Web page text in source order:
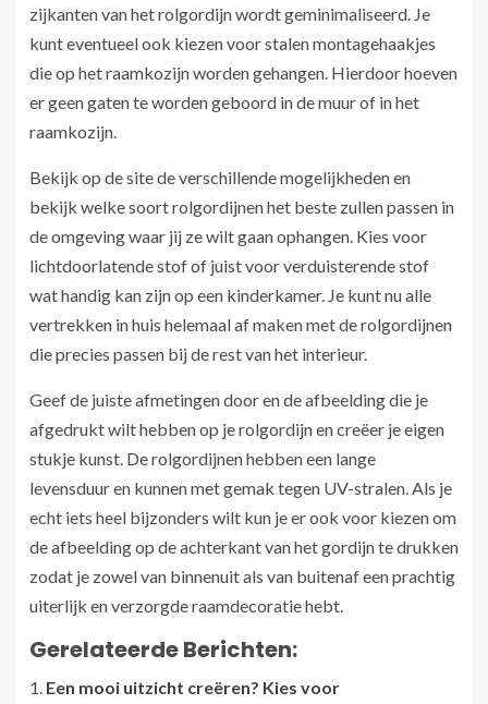
zijkanten van het rolgordijn wordt geminimaliseerd. Je
kunt eventueel ook kiezen voor stalen montagehaakjes
die op het raamkozijn worden gehangen. Hierdoor hoeven
er geen gaten te worden geboord in de muur of in het
raamkozijn.
Bekijk op de site de verschillende mogelijkheden en
bekijk welke soort rolgordijnen het beste zullen passen in
de omgeving waar jij ze wilt gaan ophangen. Kies voor
lichtdoorlatende stof of juist voor verduisterende stof
wat handig kan zijn op een kinderkamer. Je kunt nu alle
vertrekken in huis helemaal af maken met de rolgordijnen
die precies passen bij de rest van het interieur.
Geef de juiste afmetingen door en de afbeelding die je
afgedrukt wilt hebben op je rolgordijn en creëer je eigen
stukje kunst. De rolgordijnen hebben een lange
levensduur en kunnen met gemak tegen UV-stralen. Als je
echt iets heel bijzonders wilt kun je er ook voor kiezen om
de afbeelding op de achterkant van het gordijn te drukken
zodat je zowel van binnenuit als van buitenaf een prachtig
uiterlijk en verzorgde raamdecoratie hebt.
Gerelateerde Berichten:
Een mooi uitzicht creëren? Kies voor